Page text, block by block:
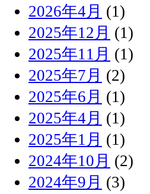
2026年4月 (1)
2025年12月 (1)
2025年11月 (1)
2025年7月 (2)
2025年6月 (1)
2025年4月 (1)
2025年1月 (1)
2024年10月 (2)
2024年9月 (3)